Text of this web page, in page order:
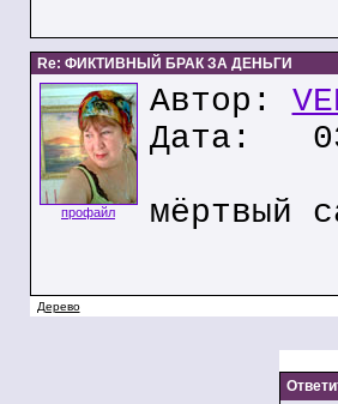
Re: ФИКТИВНЫЙ БРАК ЗА ДЕНЬГИ
профайл
Автор:
Дата:
мёртвый
Дерево